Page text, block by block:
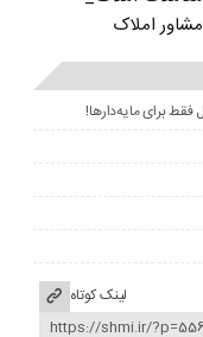
مشاور املاک
لینک کوتاه